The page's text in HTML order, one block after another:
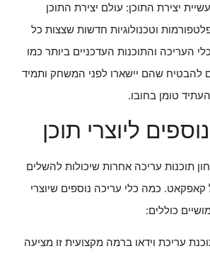
יצירת התוכן: עולם יצירת התוכן
וטכנולוגיות חדשות שצצות כל
העריכה והתוכנות העדכניים ביותר כמו
להבטיח שהם יישארו לפני המשחק ותמיד
טומן בחובו.
ליוצרי תוכן
תוכנות עריכה אחרות שיכולות להשלים
כמה כלי עריכה נוספים שיוצרי
כוללים:
עריכת וידאו ברמה מקצועית זו מציעה